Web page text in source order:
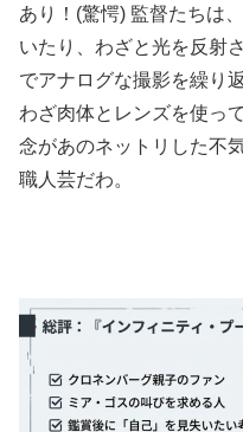
あり！(驚愕) 監督たちは
いたり、わざと光を反射
でアナログな撮影を繰り
わざ肉体とレンズを使
念があのネットリした不
職人芸だわ。